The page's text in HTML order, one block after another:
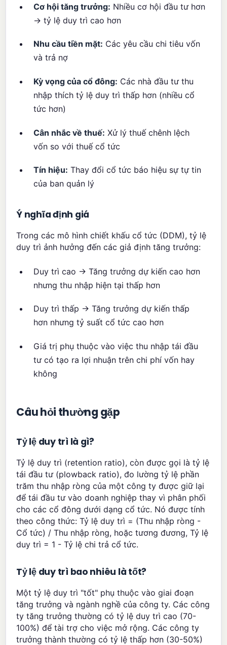
Cơ hội tăng trưởng: Nhiều cơ hội đầu tư hơn
→ tỷ lệ duy trì cao hơn
Nhu cầu tiền mặt: Các yêu cầu chi tiêu vốn
và trả nợ
Kỳ vọng của cổ đông: Các nhà đầu tư thu
nhập thích tỷ lệ duy trì thấp hơn (nhiều cổ
tức hơn)
Cân nhắc về thuế: Xử lý thuế chênh lệch
vốn so với thuế cổ tức
Tín hiệu: Thay đổi cổ tức báo hiệu sự tự tin
của ban quản lý
Ý nghĩa định giá
Trong các mô hình chiết khấu cổ tức (DDM), tỷ lệ
duy trì ảnh hưởng đến các giả định tăng trưởng:
Duy trì cao → Tăng trưởng dự kiến cao hơn
nhưng thu nhập hiện tại thấp hơn
Duy trì thấp → Tăng trưởng dự kiến thấp
hơn nhưng tỷ suất cổ tức cao hơn
Giá trị phụ thuộc vào việc thu nhập tái đầu
tư có tạo ra lợi nhuận trên chi phí vốn hay
không
Câu hỏi thường gặp
Tỷ lệ duy trì là gì?
Tỷ lệ duy trì (retention ratio), còn được gọi là tỷ lệ
tái đầu tư (plowback ratio), đo lường tỷ lệ phần
trăm thu nhập ròng của một công ty được giữ lại
để tái đầu tư vào doanh nghiệp thay vì phân phối
cho các cổ đông dưới dạng cổ tức. Nó được tính
theo công thức: Tỷ lệ duy trì = (Thu nhập ròng -
Cổ tức) / Thu nhập ròng, hoặc tương đương, Tỷ lệ
duy trì = 1 - Tỷ lệ chi trả cổ tức.
Tỷ lệ duy trì bao nhiêu là tốt?
Một tỷ lệ duy trì "tốt" phụ thuộc vào giai đoạn
tăng trưởng và ngành nghề của công ty. Các công
ty tăng trưởng thường có tỷ lệ duy trì cao (70-
100%) để tài trợ cho việc mở rộng. Các công ty
trưởng thành thường có tỷ lệ thấp hơn (30-50%)